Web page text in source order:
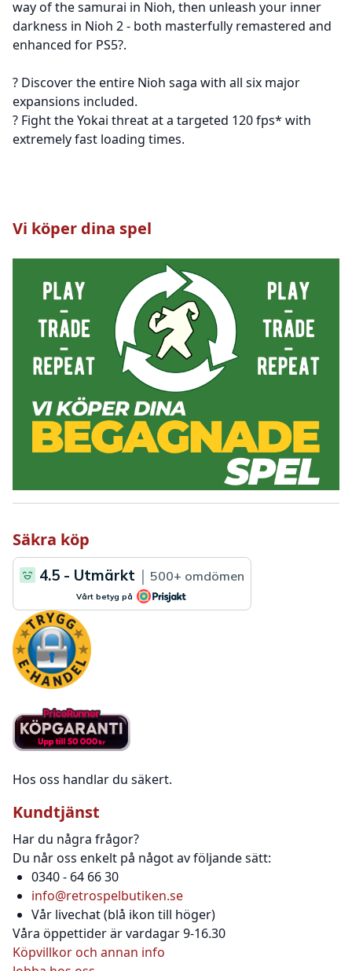
way of the samurai in Nioh, then unleash your inner
darkness in Nioh 2 - both masterfully remastered and
enhanced for PS5?.
? Discover the entire Nioh saga with all six major
expansions included.
? Fight the Yokai threat at a targeted 120 fps* with
extremely fast loading times.
Vi köper dina spel
Säkra köp
Hos oss handlar du säkert.
Kundtjänst
Har du några frågor?
Du når oss enkelt på något av följande sätt:
0340 - 64 66 30
info@retrospelbutiken.se
Vår livechat (blå ikon till höger)
Våra öppettider är vardagar 9-16.30
Köpvillkor och annan info